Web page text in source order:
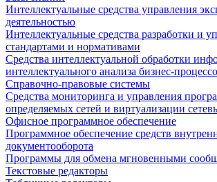
Интеллектуальные средства управления
деятельностью
Интеллектуальные средства разработки и
стандартами и нормативами
Средства интеллектуальной обработки
интеллектуального анализа бизнес-
Справочно-правовые системы
Средства мониторинга и управления
определяемых сетей и виртуализации
Офисное программное обеспечение
Программное обеспечение средств
документооборота
Программы для обмена мгновенными
Текстовые редакторы